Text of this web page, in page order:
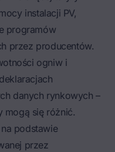
instalacji PV,
programów
przez producentów.
ogniw i
danych rynkowych –
mogą się różnić.
podstawie
przez